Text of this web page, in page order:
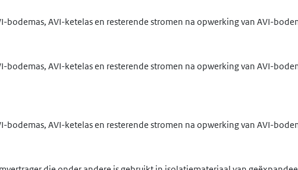
bodemas, AVI-ketelas en resterende stromen na opwerking van AVI-
bodemas, AVI-ketelas en resterende stromen na opwerking van AVI-
bodemas, AVI-ketelas en resterende stromen na opwerking van AVI-